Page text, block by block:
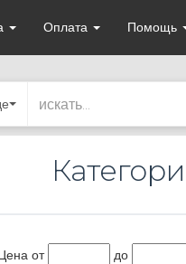
Оплата Помощь
от до